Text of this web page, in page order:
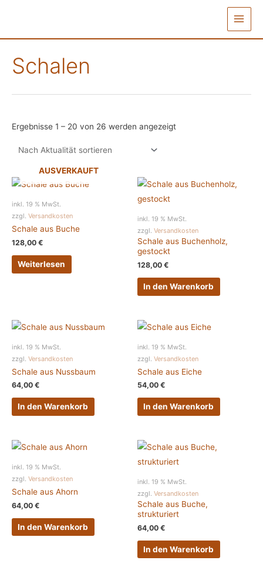
Main
Schalen
Ergebnisse 1 – 20 von 26 werden angezeigtNach
AUSVERKAUFT
inkl. 19 % MwSt.
zzgl. Versandkosten
Schale aus Buche
128,00 €
Weiterlesen
inkl. 19 % MwSt.
zzgl. Versandkosten
Schale aus Buchenholz,
gestockt
128,00 €
In den Warenkorb
inkl. 19 % MwSt.
zzgl. Versandkosten
Schale aus Nussbaum
64,00 €
In den Warenkorb
inkl. 19 % MwSt.
zzgl. Versandkosten
Schale aus Eiche
54,00 €
In den Warenkorb
inkl. 19 % MwSt.
zzgl. Versandkosten
Schale aus Ahorn
64,00 €
In den Warenkorb
inkl. 19 % MwSt.
zzgl. Versandkosten
Schale aus Buche,
strukturiert
64,00 €
In den Warenkorb